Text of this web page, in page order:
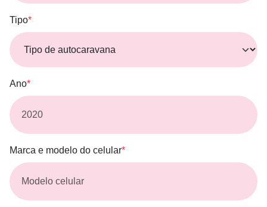
Tipo*
Ano*
Marca e modelo do celular*